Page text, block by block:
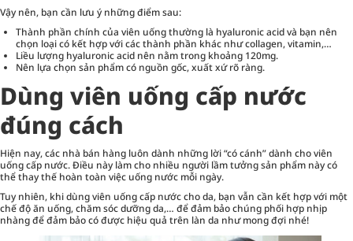
Vậy nên, bạn cần lưu ý những điểm sau:
Thành phần chính của viên uống thường là hyaluronic acid và bạn nên
chọn loại có kết hợp với các thành phần khác như collagen, vitamin,…
Liều lượng hyaluronic acid nên nằm trong khoảng 120mg.
Nên lựa chọn sản phẩm có nguồn gốc, xuất xứ rõ ràng.
Dùng viên uống cấp nước
đúng cách
Hiện nay, các nhà bán hàng luôn dành những lời “có cánh” dành cho viên
uống cấp nước. Điều này làm cho nhiều người lầm tưởng sản phẩm này có
thể thay thế hoàn toàn việc uống nước mỗi ngày.
Tuy nhiên, khi dùng viên uống cấp nước cho da, bạn vẫn cần kết hợp với một
chế độ ăn uống, chăm sóc dưỡng da,… để đảm bảo chúng phối hợp nhịp
nhàng để đảm bảo có được hiệu quả trên làn da như mong đợi nhé!